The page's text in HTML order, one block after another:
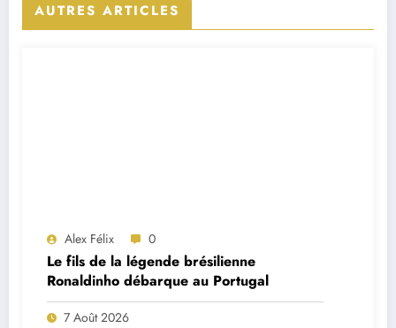
AUTRES ARTICLES
Alex Félix 0
Le fils de la légende brésilienne
Ronaldinho débarque au Portugal
7 Août 2026